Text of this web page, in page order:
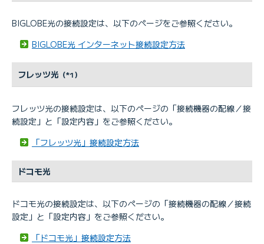
BIGLOBE光の接続設定は、以下のページをご参照ください。
BIGLOBE光 インターネット接続設定方法
フレッツ光 （*1）
フレッツ光の接続設定は、以下のページの「接続機器の配線／接
続設定」と「設定内容」をご参照ください。
「フレッツ光」接続設定方法
ドコモ光
ドコモ光の接続設定は、以下のページの「接続機器の配線／接続
設定」と「設定内容」をご参照ください。
「ドコモ光」接続設定方法